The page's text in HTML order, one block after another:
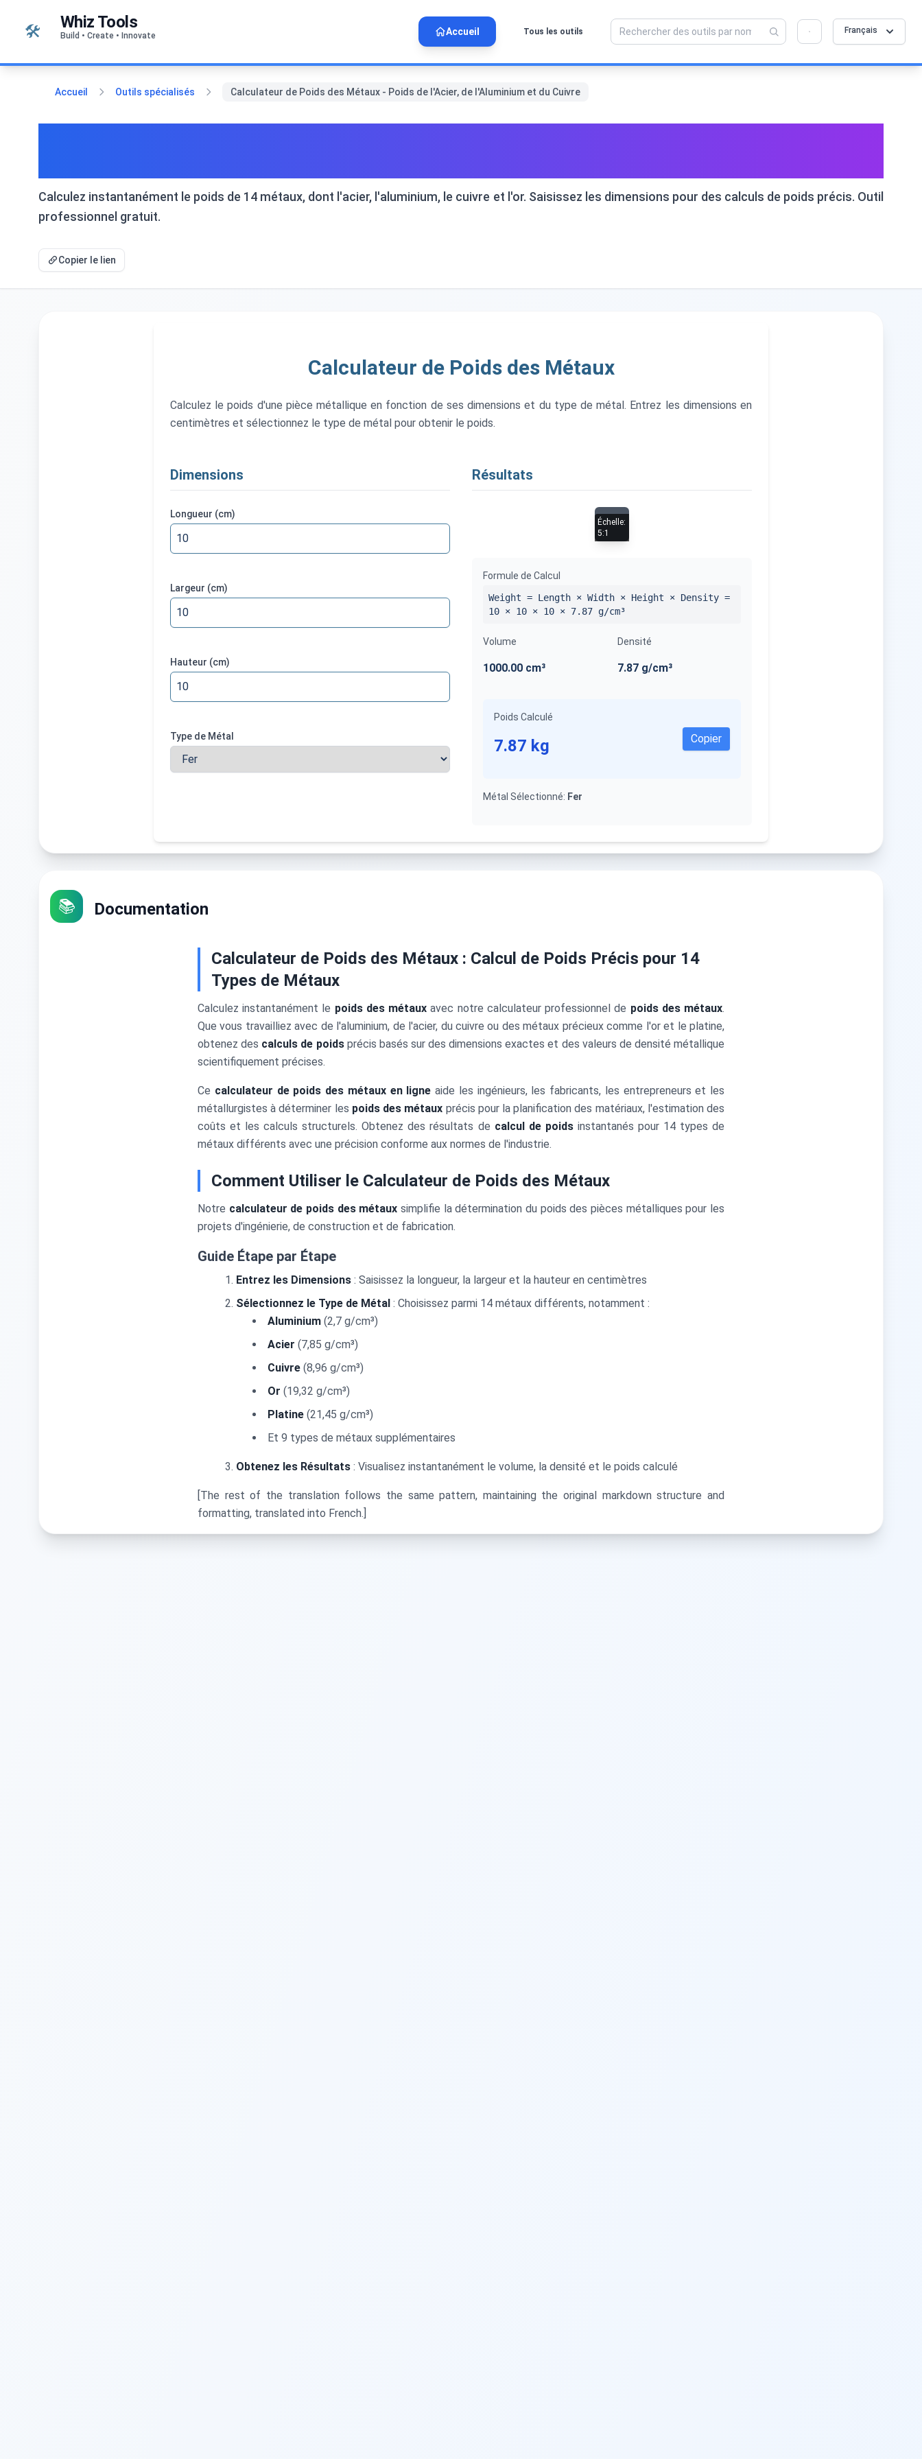
🛠️ Whiz Tools
Build • Create • Innovate Accueil Tous les outils Français
Accueil Outils spécialisés Calculateur de Poids des Métaux - Poids de l'Acier, de l'Aluminium et du Cuivre
Calculez instantanément le poids de 14 métaux, dont l'acier, l'aluminium, le cuivre et l'or. Saisissez les dimensions pour des calculs de poids précis. Outil
professionnel gratuit.
Copier le lien
Calculateur de Poids des Métaux
Calculez le poids d'une pièce métallique en fonction de ses dimensions et du type de métal. Entrez les dimensions en
centimètres et sélectionnez le type de métal pour obtenir le poids.
Dimensions
Longueur (cm)
Largeur (cm)
Hauteur (cm)
Type de Métal
Résultats
Échelle:
5:1
Formule de Calcul
Weight = Length × Width × Height × Density =
10 × 10 × 10 × 7.87 g/cm³
Volume
1000.00 cm³
Densité
7.87 g/cm³
Poids Calculé
7.87 kg Copier
Métal Sélectionné: Fer
📚 Documentation
Calculateur de Poids des Métaux : Calcul de Poids Précis pour 14
Types de Métaux
Calculez instantanément le poids des métaux avec notre calculateur professionnel de poids des métaux.
Que vous travailliez avec de l'aluminium, de l'acier, du cuivre ou des métaux précieux comme l'or et le platine,
obtenez des calculs de poidsprécis basés sur des dimensions exactes et des valeurs de densité métallique
scientifiquement précises.
Ce calculateur de poids des métaux en ligne aide les ingénieurs, les fabricants, les entrepreneurs et les
métallurgistes à déterminer les poids des métaux précis pour la planification des matériaux, l'estimation des
coûts et les calculs structurels. Obtenez des résultats de calcul de poidsinstantanés pour 14 types de
métaux différents avec une précision conforme aux normes de l'industrie.
Comment Utiliser le Calculateur de Poids des Métaux
Notre calculateur de poids des métaux simplifie la détermination du poids des pièces métalliques pour les
projets d'ingénierie, de construction et de fabrication.
Guide Étape par Étape
Entrez les Dimensions : Saisissez la longueur, la largeur et la hauteur en centimètres
Sélectionnez le Type de Métal : Choisissez parmi 14 métaux différents, notamment :
Aluminium (2,7 g/cm³)
Acier (7,85 g/cm³)
Cuivre (8,96 g/cm³)
Or (19,32 g/cm³)
Platine (21,45 g/cm³)
Et 9 types de métaux supplémentaires
Obtenez les Résultats : Visualisez instantanément le volume, la densité et le poids calculé
[The rest of the translation follows the same pattern, maintaining the original markdown structure and
formatting, translated into French.]
💡 Aimez-vous cet outil ? Aidez-nous à le
rendre encore meilleur !
Cliquez pour ouvrir →